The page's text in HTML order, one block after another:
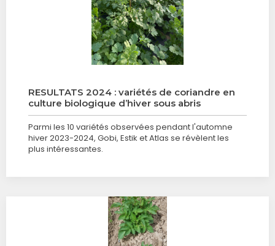
RESULTATS 2024 : variétés de coriandre en
culture biologique d’hiver sous abris
Parmi les 10 variétés observées pendant l'automne
hiver 2023-2024, Gobi, Estik et Atlas se révèlent les
plus intéressantes.